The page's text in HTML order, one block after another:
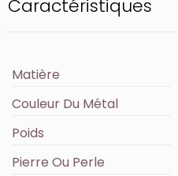
Caractéristiques
Matière
Couleur Du Métal
Poids
Pierre Ou Perle